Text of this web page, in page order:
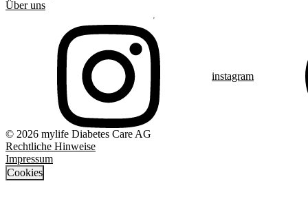
Über uns
instagram
© 2026 mylife Diabetes Care AG
Rechtliche Hinweise
Impressum
Cookies